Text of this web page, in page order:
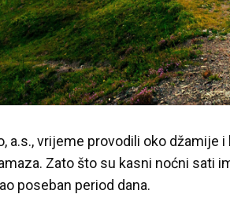
a.s., vrijeme provodili oko džamije
Zato što su kasni noćni sati
poseban period dana.